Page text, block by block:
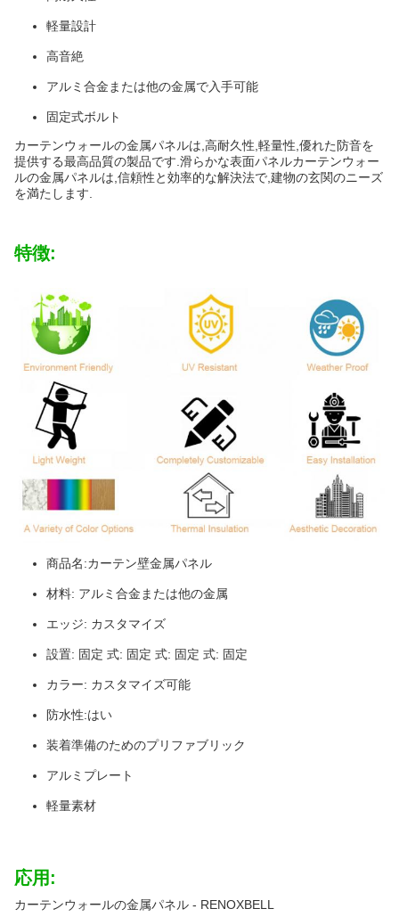
軽量設計
高音絶
アルミ合金または他の金属で入手可能
固定式ボルト
カーテンウォールの金属パネルは,高耐久性,軽量性,優れた防音を
提供する最高品質の製品です.滑らかな表面パネルカーテンウォー
ルの金属パネルは,信頼性と効率的な解決法で,建物の玄関のニーズ
を満たします.
特徴:
商品名:カーテン壁金属パネル
材料: アルミ合金または他の金属
エッジ: カスタマイズ
設置: 固定 式: 固定 式: 固定 式: 固定
カラー: カスタマイズ可能
防水性:はい
装着準備のためのプリファブリック
アルミプレート
軽量素材
応用:
カーテンウォールの金属パネル - RENOXBELL